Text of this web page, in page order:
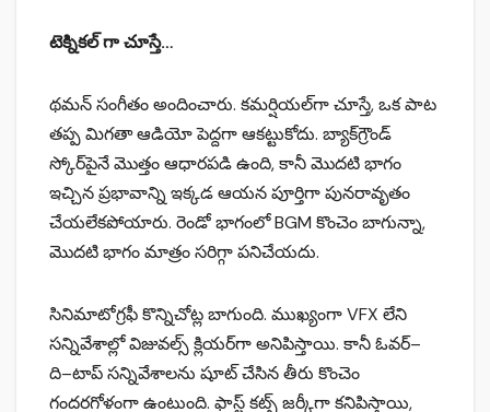
టెక్నికల్ గా చూస్తే…
థమన్ సంగీతం అందించారు. కమర్షియల్‌గా చూస్తే, ఒక పాట
తప్ప మిగతా ఆడియో పెద్దగా ఆకట్టుకోదు. బ్యాక్‌గ్రౌండ్
స్కోర్‌పైనే మొత్తం ఆధారపడి ఉంది, కానీ మొదటి భాగం
ఇచ్చిన ప్రభావాన్ని ఇక్కడ ఆయన పూర్తిగా పునరావృతం
చేయలేకపోయారు. రెండో భాగంలో BGM కొంచెం బాగున్నా,
మొదటి భాగం మాత్రం సరిగ్గా పనిచేయదు.
సినిమాటోగ్రఫీ కొన్నిచోట్ల బాగుంది. ముఖ్యంగా VFX లేని
సన్నివేశాల్లో విజువల్స్ క్లియర్‌గా అనిపిస్తాయి. కానీ ఓవర్–
ది–టాప్ సన్నివేశాలను షూట్ చేసిన తీరు కొంచెం
గందరగోళంగా ఉంటుంది. ఫాస్ట్ కట్స్ జర్కీగా కనిపిస్తాయి,